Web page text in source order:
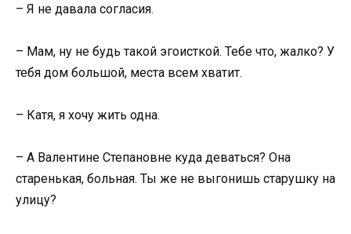
– Я не давала согласия.
– Мам, ну не будь такой эгоисткой. Тебе что, жалко? У
тебя дом большой, места всем хватит.
– Катя, я хочу жить одна.
– А Валентине Степановне куда деваться? Она
старенькая, больная. Ты же не выгонишь старушку на
улицу?